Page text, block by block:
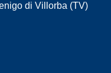
di Villorba (TV)